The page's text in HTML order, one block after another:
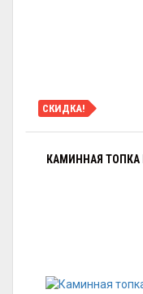
СКИДКА!
КАМИННАЯ ТОПКА